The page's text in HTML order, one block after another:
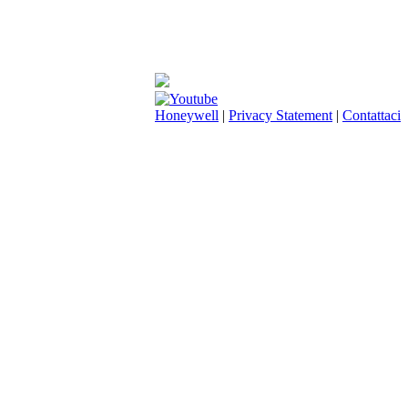
Honeywell | Privacy Statement | Contattaci